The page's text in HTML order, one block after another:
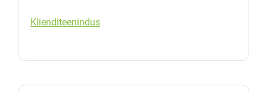
Klienditeenindus